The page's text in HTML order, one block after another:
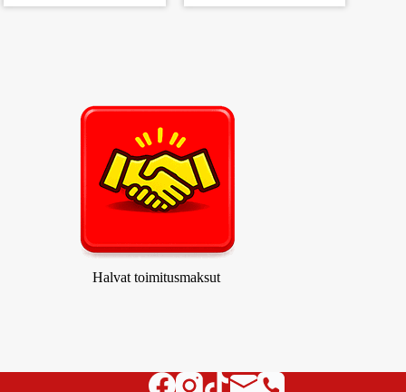
Halvat toimitusmaksut